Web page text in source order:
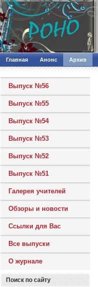
Главная Анонс Архив
Выпуск №56
Выпуск №55
Выпуск №54
Выпуск №53
Выпуск №52
Выпуск №51
Галерея учителей
Обзоры и новости
Ссылки для Вас
Все выпуски
О журнале
Поиск по сайту